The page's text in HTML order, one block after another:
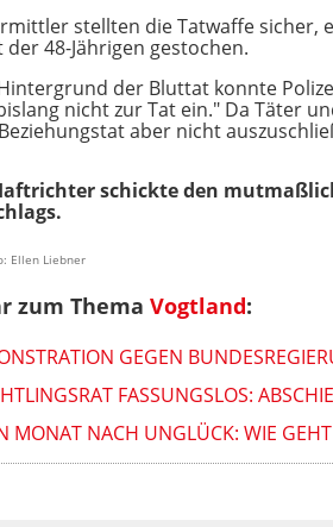
stellten die Tatwaffe sicher,
der 48-Jährigen gestochen.
der Bluttat konnte
nicht zur Tat ein." Da Täter
aber nicht
schickte den
Ellen Liebner
zum Thema Vogtland:
GEGEN
FASSUNGSLOS:
MONAT NACH UNGLÜCK: WIE